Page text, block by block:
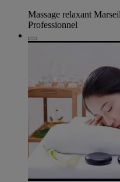
Massage relaxant
Professionnel